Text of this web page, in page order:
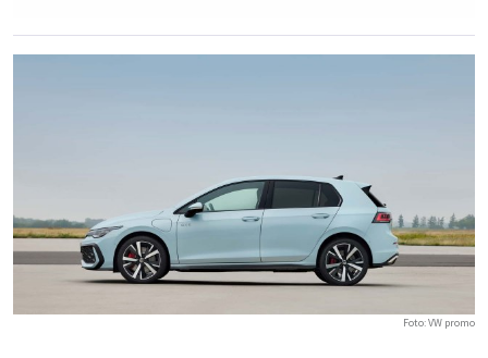
Foto: VW promo